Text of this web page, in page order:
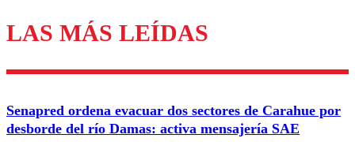
Los comentarios son moderados para garantizar un
diálogo respetuoso.
Correo
LAS MÁS LEÍDAS
Senapred ordena evacuar dos sectores de Carahue por
desborde del río Damas: activa mensajería SAE